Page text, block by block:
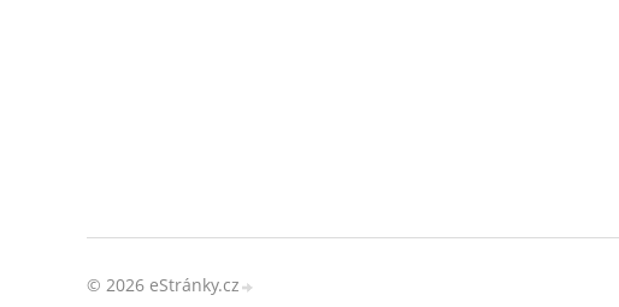
© 2026 eStránky.cz